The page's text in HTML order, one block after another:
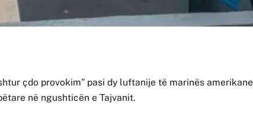
çdo provokim” pasi dy luftanije të marinës amerikane
në ngushticën e Tajvanit.